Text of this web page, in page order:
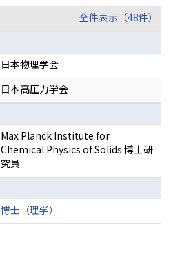
全件表示（48件）
日本物理学会
日本高圧力学会
Max Planck Institute for
Chemical Physics of Solids 博士研
究員
博士（理学）